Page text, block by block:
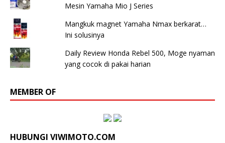
Mesin Yamaha Mio J Series
Mangkuk magnet Yamaha Nmax berkarat…
Ini solusinya
Daily Review Honda Rebel 500, Moge nyaman
yang cocok di pakai harian
MEMBER OF
HUBUNGI VIWIMOTO.COM